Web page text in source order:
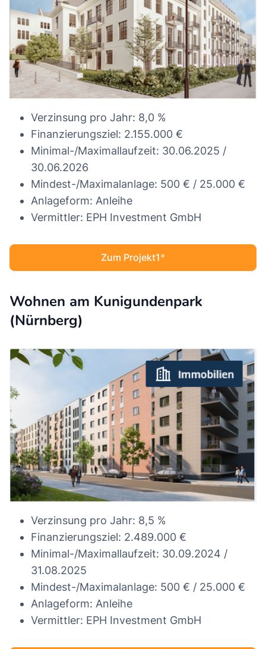
Verzinsung pro Jahr: 8,0 %
Finanzierungsziel: 2.155.000 €
Minimal-/Maximallaufzeit: 30.06.2025 /
30.06.2026
Mindest-/Maximalanlage: 500 € / 25.000 €
Anlageform: Anleihe
Vermittler: EPH Investment GmbH
Zum Projekt1
Wohnen am Kunigundenpark
(Nürnberg)
Verzinsung pro Jahr: 8,5 %
Finanzierungsziel: 2.489.000 €
Minimal-/Maximallaufzeit: 30.09.2024 /
31.08.2025
Mindest-/Maximalanlage: 500 € / 25.000 €
Anlageform: Anleihe
Vermittler: EPH Investment GmbH